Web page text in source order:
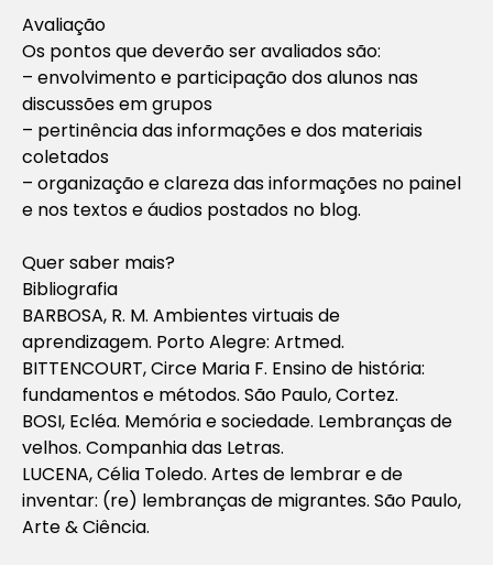
Avaliação
Os pontos que deverão ser avaliados são:
– envolvimento e participação dos alunos nas
discussões em grupos
– pertinência das informações e dos materiais
coletados
– organização e clareza das informações no painel
e nos textos e áudios postados no blog.
Quer saber mais?
Bibliografia
BARBOSA, R. M. Ambientes virtuais de
aprendizagem. Porto Alegre: Artmed.
BITTENCOURT, Circe Maria F. Ensino de história:
fundamentos e métodos. São Paulo, Cortez.
BOSI, Ecléa. Memória e sociedade. Lembranças de
velhos. Companhia das Letras.
LUCENA, Célia Toledo. Artes de lembrar e de
inventar: (re) lembranças de migrantes. São Paulo,
Arte & Ciência.